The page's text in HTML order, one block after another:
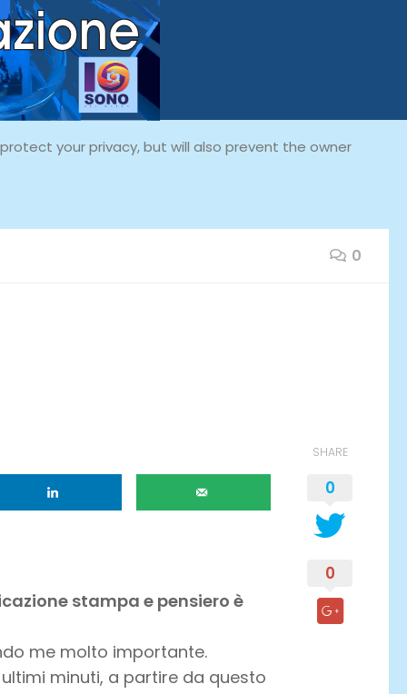
your privacy, but will also prevent the owner
0
stampa e pensiero è
me molto importante.
minuti, a partire da questo
SHARE
0
0